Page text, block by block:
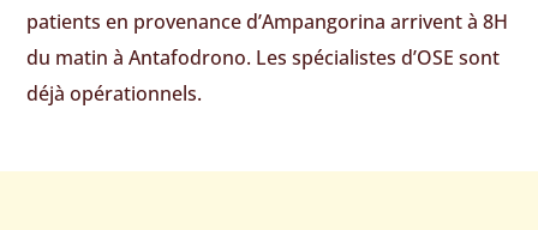
patients en provenance d’Ampangorina arrivent à 8H
du matin à Antafodrono. Les spécialistes d’OSE sont
déjà opérationnels.